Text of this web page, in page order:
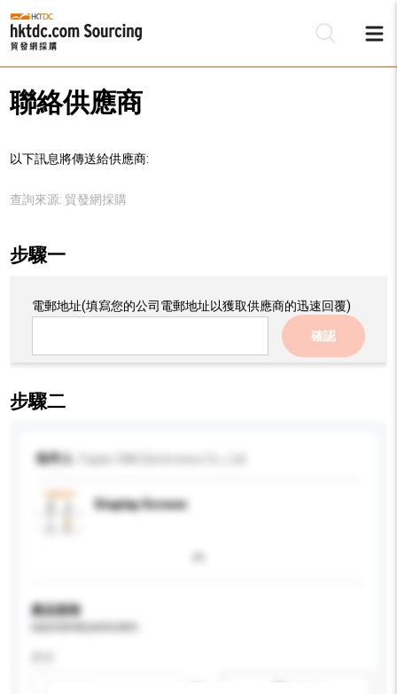
聯絡供應商
以下訊息將傳送給供應商:
查詢來源: 貿發網採購
步驟一
電郵地址(填寫您的公司電郵地址以獲取供應商的迅速回覆)
確認
步驟二
收件人
Display Screen
產品規格